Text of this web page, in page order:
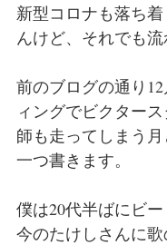
新型コロナも落ち
んけど、それでも
前のブログの通り
ィングでビクター
師も走ってしまう
一つ書きます。
僕は20代半ばにビ
今のたけしさんに